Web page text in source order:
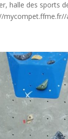
halle des sports